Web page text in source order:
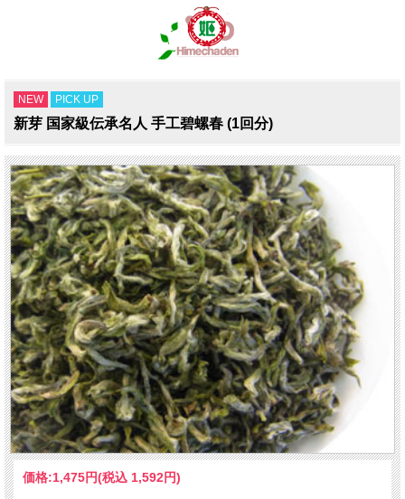
NEW PICK UP
新芽 国家級伝承名人 手工碧螺春 (1回分)
価格:1,475円(税込 1,592円)